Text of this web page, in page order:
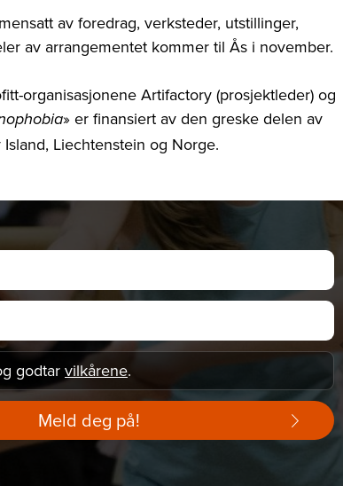
av foredrag, verksteder, utstillinger,
av arrangementet kommer til Ås i november.
organisasjonene Artifactory (prosjektleder) og
» er finansiert av den greske delen av
Liechtenstein og Norge.
godtarvilkårene.
Meld deg på!